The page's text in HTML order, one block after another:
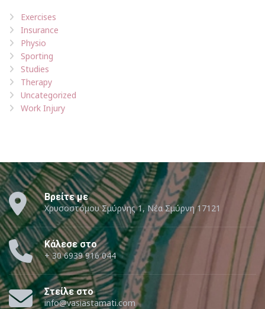
Exercises
Insurance
Physio
Sporting
Studies
Therapy
Uncategorized
Work Injury
Βρείτε με
Χρυσοστόμου Σμύρνης 1, Νέα Σμύρνη 17121
Κάλεσε στο
+ 30 6939 916 044
Στείλε στο
info@vasiastamati.com